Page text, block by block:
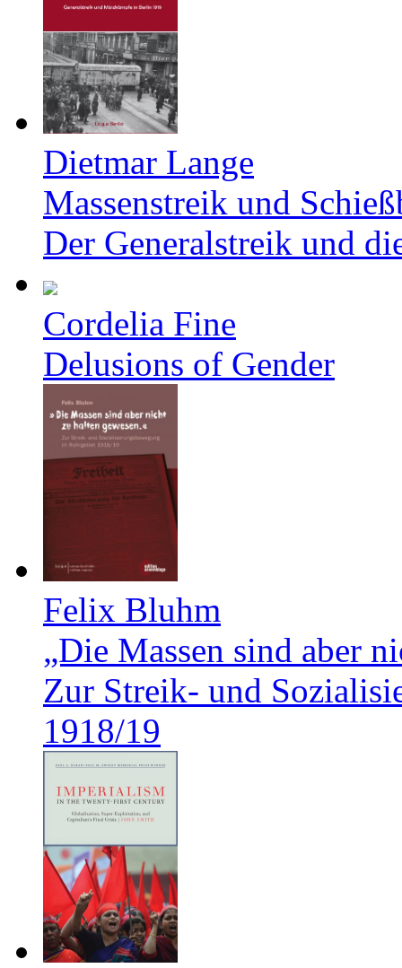
Dietmar Lange
Massenstreik und
Der Generalstreik und
Cordelia Fine
Delusions of Gender
Felix Bluhm
„Die Massen sind aber
Zur Streik- und
1918/19